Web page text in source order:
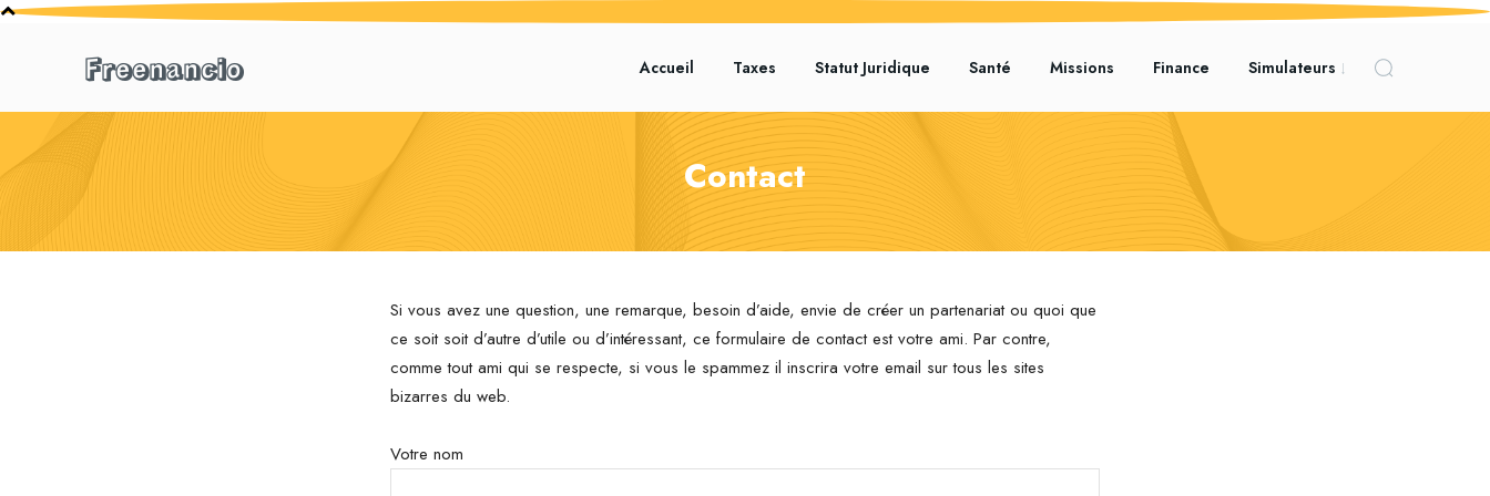
Freenancio Accueil Taxes Statut Juridique Santé Missions Finance Simulateurs
Contact
Si vous avez une question, une remarque, besoin d’aide, envie de créer un partenariat ou quoi que
ce soit soit d’autre d’utile ou d’intéressant, ce formulaire de contact est votre ami. Par contre,
comme tout ami qui se respecte, si vous le spammez il inscrira votre email sur tous les sites
bizarres du web.
Votre nom